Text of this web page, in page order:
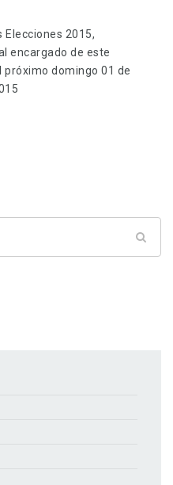
Elecciones 2015,
encargado de este
domingo 01 de